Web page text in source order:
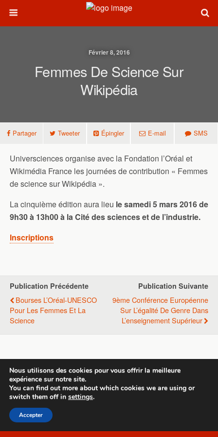
Février 8, 2016
Femmes De Science Sur
Wikipédia
Partager Tweeter Épingler E-mail SMS
Universciences organise avec la Fondation l’Oréal et
Wikimédia France les journées de contribution « Femmes
de science sur Wikipédia ».
La cinquième édition aura lieu le samedi 5 mars 2016 de
9h30 à 13h00 à la Cité des sciences et de l’industrie.
Inscriptions
Publication Précédente
Bourses L’Oréal-UNESCO
Pour Les Femmes Et La
Science
Publication Suivante
9ème Conférence Européenne
Sur L’égalité De Genre Dans
L’enseignement Supérieur
Mobile Bureau
Nous utilisons des cookies pour vous offrir la meilleure
expérience sur notre site.
You can find out more about which cookies we are using or
switch them off in settings.
Accepter